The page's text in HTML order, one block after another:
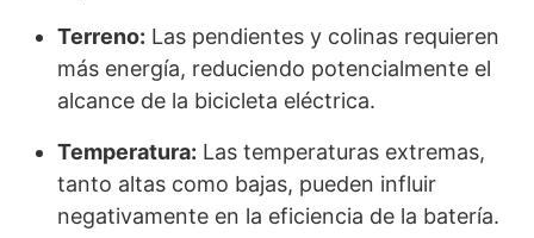
Terreno: Las pendientes y colinas requieren
más energía, reduciendo potencialmente el
alcance de la bicicleta eléctrica.
Temperatura: Las temperaturas extremas,
tanto altas como bajas, pueden influir
negativamente en la eficiencia de la batería.